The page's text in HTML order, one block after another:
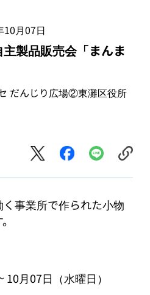
10月07日
製品販売会「まんま
だんじり広場②東灘区役所
事業所で作られた小物
10月07日（水曜日）